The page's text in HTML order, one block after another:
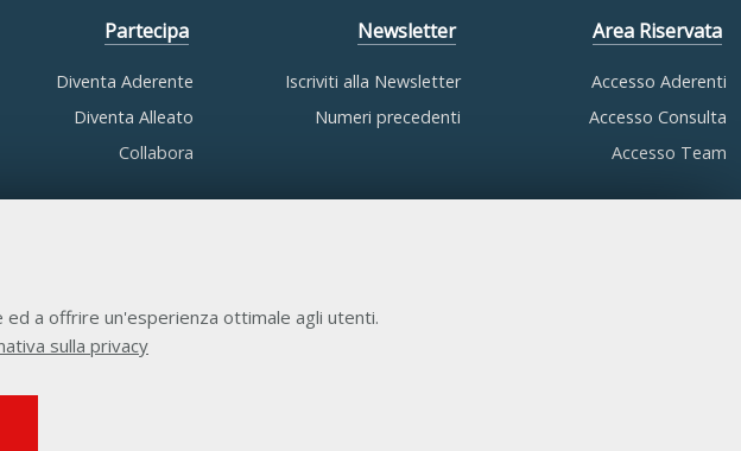
a offrire un'esperienza ottimale agli utenti.
sulla privacy
Partecipa
Diventa Aderente
Diventa Alleato
Collabora
Newsletter
Iscriviti alla Newsletter
Numeri precedenti
Area Riservata
Accesso Aderenti
Accesso Consulta
Accesso Team